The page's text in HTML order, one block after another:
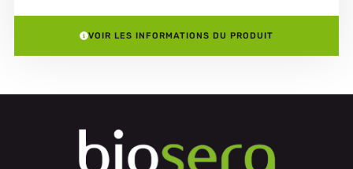
VOIR LES INFORMATIONS DU PRODUIT